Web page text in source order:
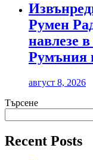
Румен
навлезе
Румъния
август 8, 2026
Търсене
Recent Posts